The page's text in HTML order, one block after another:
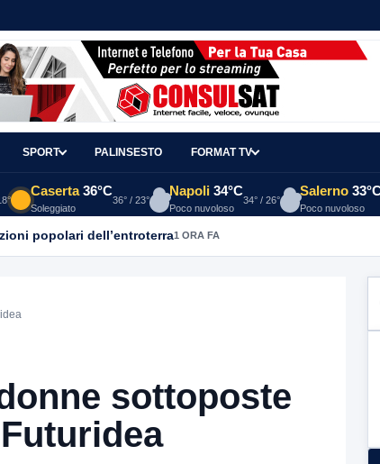
SPORT PALINSESTO FORMAT TV
Caserta 36°C
Soleggiato
36° / 23°
Napoli 34°C
Poco nuvoloso
34° / 26°
Salerno
Poco nuvoloso
popolari dell’entroterra1 ORA FA
sottoposte